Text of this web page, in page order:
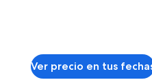
Ver precio en tus